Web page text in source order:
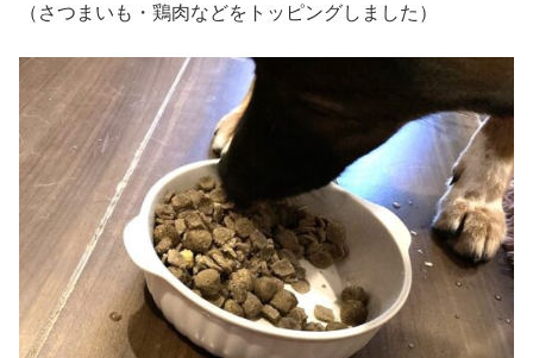
（さつまいも・鶏肉などをトッピングしました）